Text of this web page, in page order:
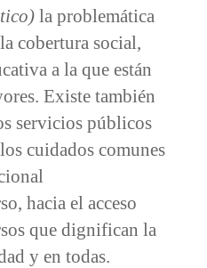
la problemática
cobertura social,
a la que están
Existe también
servicios públicos
cuidados comunes
hacia el acceso
que dignifican la
y en todas.